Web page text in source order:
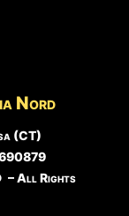
Nord
(CT)
– All Rights